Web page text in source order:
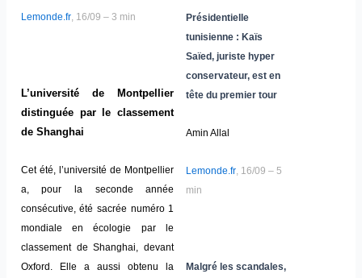
Lemonde.fr, 16/09 – 3 min
L’université de Montpellier
distinguée par le classement
de Shanghai
Cet été, l’université de Montpellier
a, pour la seconde année
consécutive, été sacrée numéro 1
mondiale en écologie par le
classement de Shanghai, devant
Oxford. Elle a aussi obtenu la
Présidentielle
tunisienne : Kaïs
Saïed, juriste hyper
conservateur, est en
tête du premier tour
Amin Allal
Lemonde.fr, 16/09 – 5
min
Malgré les scandales,